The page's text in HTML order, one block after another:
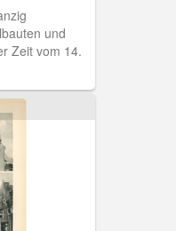
und
Zeit vom 14.